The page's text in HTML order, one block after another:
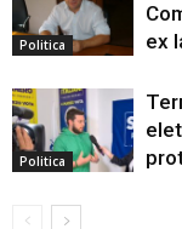
Politica
ex
Politica